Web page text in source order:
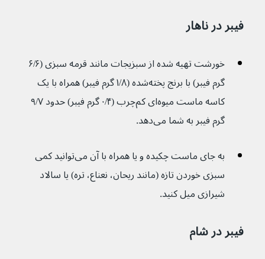
فیبر در ناهار
خورشت تهیه شده از سبزیجات مانند قرمه سبزی (۶/۶
گرم فیبر) با برنج پخته‌شده (۱/۸ گرم فیبر) همراه با یک
کاسه ماست میوه‌ای کم‌چرب (۰/۴ گرم فیبر) حدود ۹/۷
گرم فیبر به شما می‌دهد.
به جای ماست چکیده و یا همراه با آن می‌توانید کمی
سبزی خوردن تازه (مانند ریحان، نعناع، تره) یا سالاد
شیرازی میل کنید.
فیبر در شام